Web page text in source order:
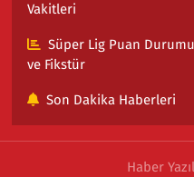
Vakitleri
Süper Lig Puan Durumu
ve Fikstür
Son Dakika Haberleri
Haber